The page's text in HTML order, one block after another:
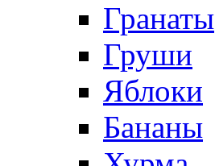
Гранаты
Груши
Яблоки
Бананы